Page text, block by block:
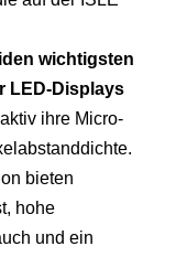
wichtigsten
LED-Displays
ihre Micro-
bieten
hohe
und ein